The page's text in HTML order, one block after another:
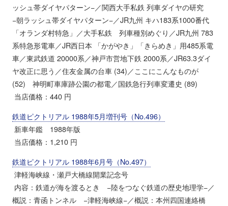
ッシュ帯ダイヤパターン−／関西大手私鉄 列車ダイヤの研究
−朝ラッシュ帯ダイヤパターン−／JR九州 キハ183系1000番代
「オランダ村特急」／大手私鉄 列車種別めぐり／JR九州 783
系特急形電車／JR西日本 「かがやき」「きらめき」用485系電
車／東武鉄道 20000系／神戸市営地下鉄 2000系／JR63.3ダイ
ヤ改正に思う／住友金属の台車 (34)／ここにこんなものが
(52) 神明町車庫跡公園の都電／国鉄急行列車変遷史 (89)
当店価格：440 円
鉄道ピクトリアル 1988年5月増刊号（No.496）
新車年鑑 1988年版
当店価格：1,210 円
鉄道ピクトリアル 1988年6月号（No.497）
津軽海峡線・瀬戸大橋線開業記念号
内容：鉄道が海を渡るとき −陸をつなぐ鉄道の歴史地理学−／
概説：青函トンネル −津軽海峡線−／概説：本州四国連絡橋